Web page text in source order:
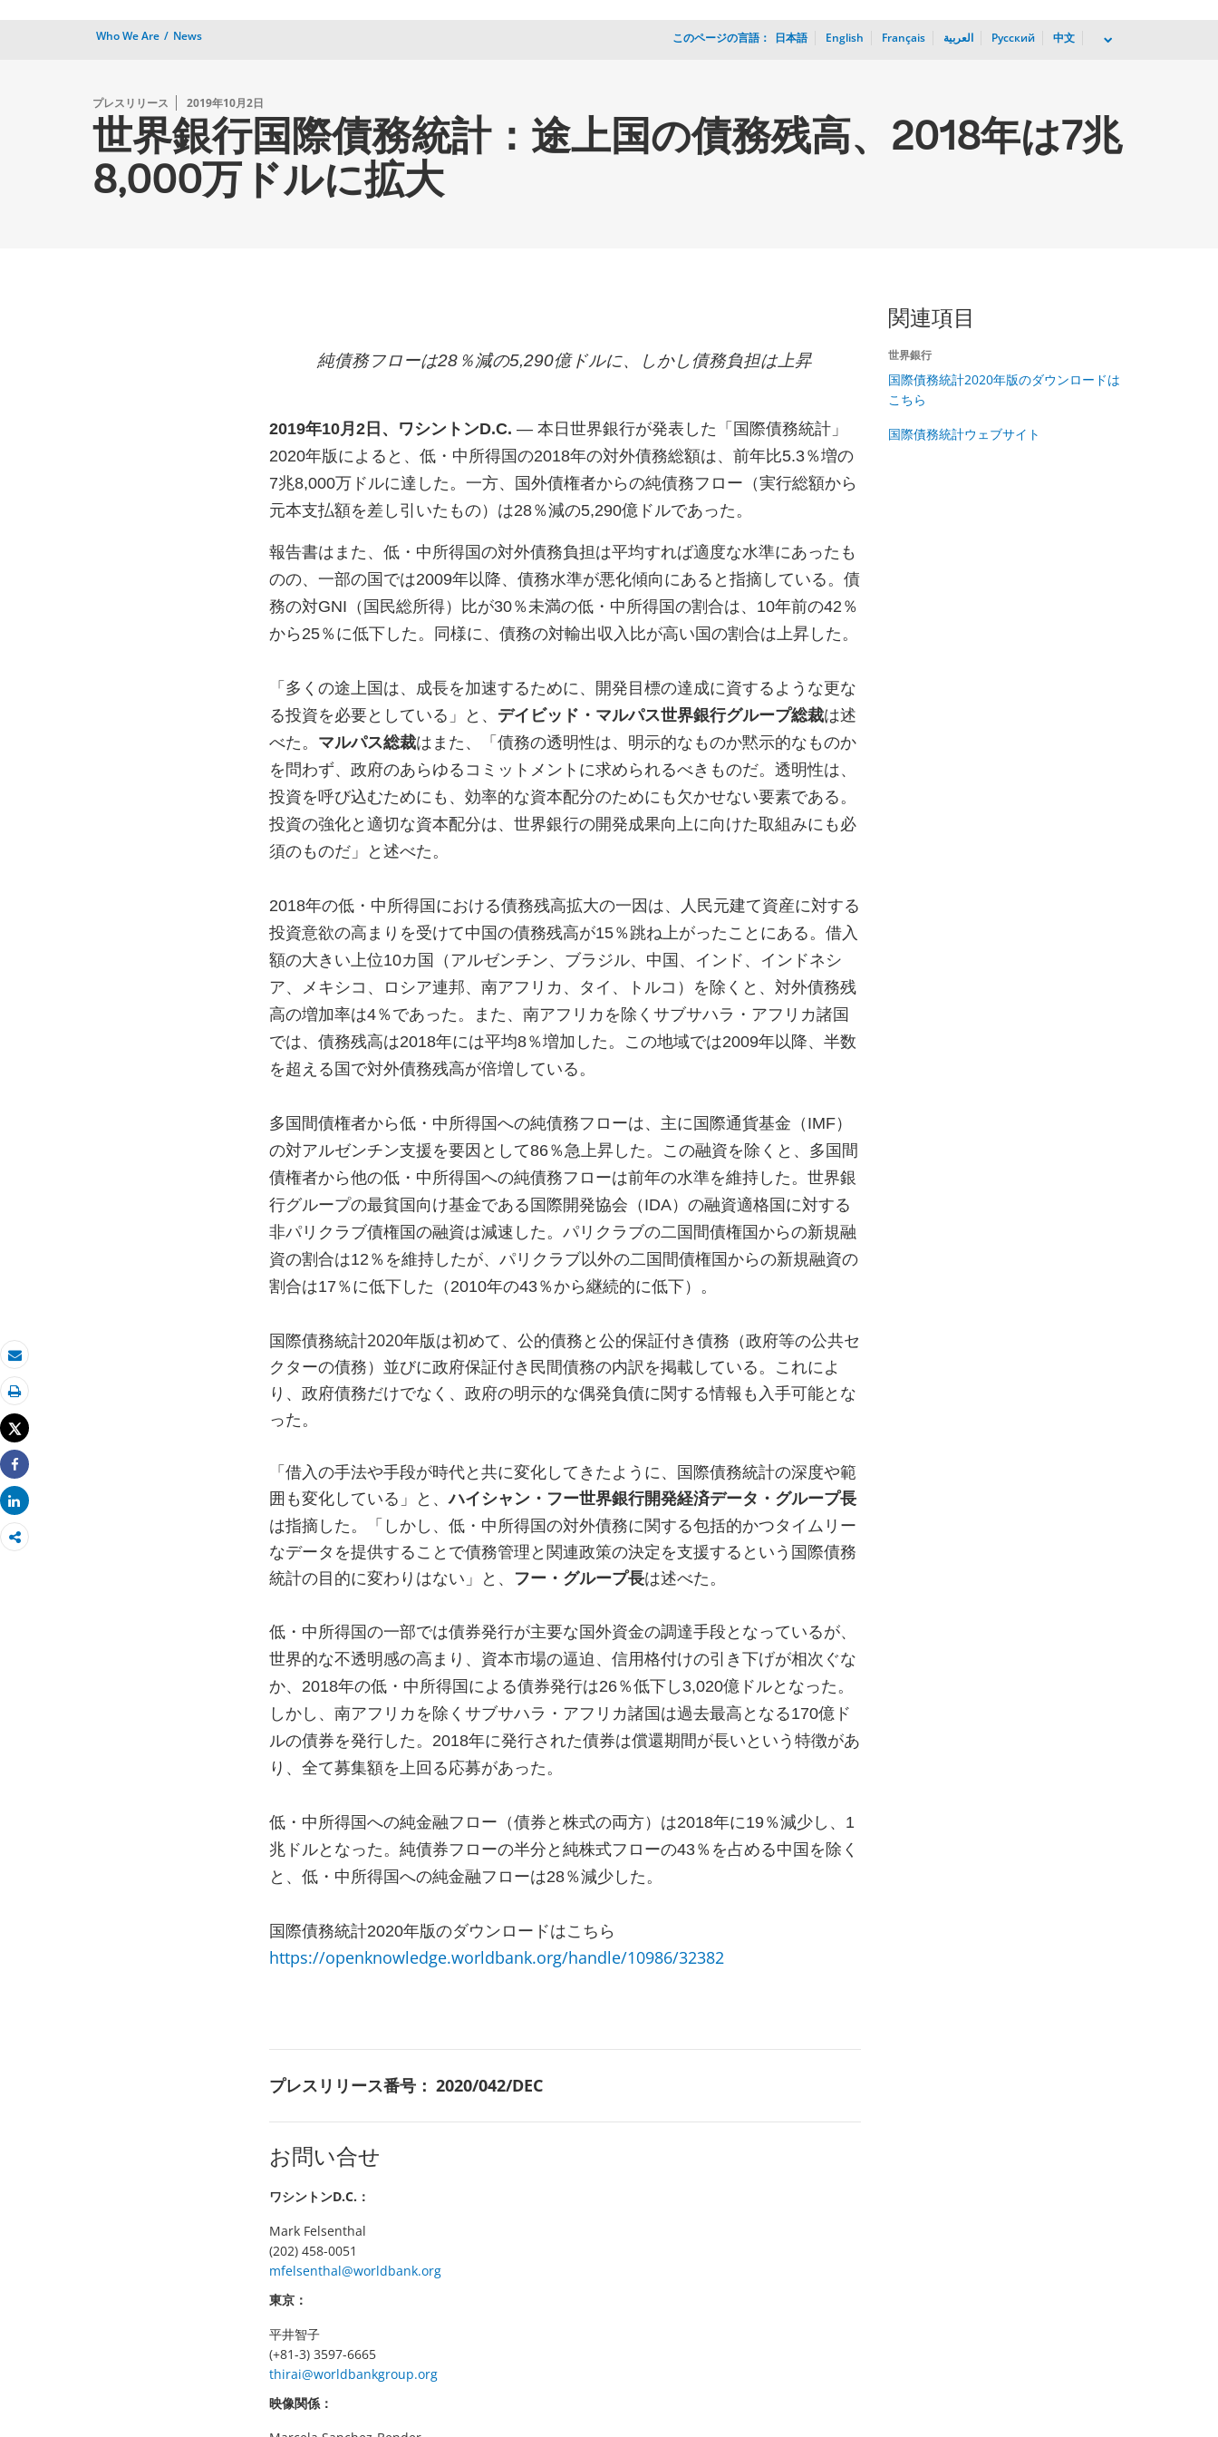
Who We Are News このページの言語： 日本語 English Français العربية Русский 中文 dropdown
プレスリリース 2019年10月2日
世界銀行国際債務統計：途上国の債務残高、2018年は7兆
8,000万ドルに拡大
Eメール
印刷
Tweet
Share
Share
純債務フローは28 ％減の5,290億ドルに、しかし債務負担は上昇
2019年10月 2 日、ワシントンD.C. — 本日世界銀行が発表した「国際債務統計」
2020年版によると、低・中所得国の2018年の対外債務総額は、前年比5.3％増の
7兆8,000万ドルに達した。一方、国外債権者からの純債務フロー（実行総額から
元本支払額を差し引いたもの）は28％減の5,290億ドルであった。
報告書はまた、低・中所得国の対外債務負担は平均すれば適度な水準にあったも
のの、一部の国では2009年以降、債務水準が悪化傾向にあると指摘している。債
務の対GNI （国民総所得）比が30％未満の低・中所得国の割合は、 10年前の42 ％
から 25％に低下した。同様に、債務の対輸出収入比が高い国の割合は上昇した。
「多くの途上国は、成長を加速するために、開発目標の達成に資するような更な
る投資を必要としている」と、 デイビッド・マルパス世界銀行グループ総裁は述
べた。 マルパス総裁はまた、「債務の透明性は、明示的なものか黙示的なものか
を問わず、政府のあらゆるコミットメントに求められるべきものだ。透明性は、
投資を呼び込むためにも、効率的な資本配分のためにも欠かせない要素である。
投資の強化と適切な資本配分は、世界銀行の開発成果向上に向けた取組みにも必
須のものだ」と述べた。
2018年の低・中所得国における債務残高拡大の一因は、人民元建て資産に対する
投資意欲の高まりを受けて中国の債務残高が15％跳ね上がったことにある。借入
額の大きい上位10カ国（アルゼンチン、ブラジル、中国、インド、インドネシ
ア、メキシコ、ロシア連邦、南アフリカ、タイ、トルコ）を除くと、対外債務残
高の増加率は4％であった。また、南アフリカを除くサブサハラ・アフリカ諸国
では、債務残高は2018年には平均8％増加した。この地域では2009年以降、半数
を超える国で対外債務残高が倍増している。
多国間債権者から低・中所得国への純債務フローは、主に国際通貨基金（ IMF）
の対アルゼンチン支援を要因として86％急上昇した。この融資を除くと、多国間
債権者から他の低・中所得国への純債務フローは前年の水準を維持した。世界銀
行グループの最貧国向け基金である国際開発協会（ IDA）の融資適格国に対する
非パリクラブ債権国の融資は減速した。パリクラブの二国間債権国からの新規融
資の割合は12 ％を維持したが、パリクラブ以外の二国間債権国からの新規融資の
割合は17 ％に低下した（ 2010年の43％から継続的に低下）。
国際債務統計2020年版は初めて、公的債務と公的保証付き債務（政府等の公共セ
クターの債務）並びに政府保証付き民間債務の内訳を掲載している。これによ
り、政府債務だけでなく、政府の明示的な偶発負債に関する情報も入手可能とな
った。
「借入の手法や手段が時代と共に変化してきたように、国際債務統計の深度や範
囲も変化している」と、ハイシャン・フー世界銀行開発経済データ・グループ長
は指摘した。「しかし、低・中所得国の対外債務に関する包括的かつタイムリー
なデータを提供することで債務管理と関連政策の決定を支援するという国際債務
統計の目的に変わりはない」と、
フー・グループ長は述べた。
低・中所得国の一部では債券発行が主要な国外資金の調達手段となっているが、
世界的な不透明感の高まり、資本市場の逼迫、信用格付けの引き下げが相次ぐな
か、 2018年の低・中所得国による債券発行は26％低下し 3,020億ドルとなった。
しかし、南アフリカを除くサブサハラ・アフリカ諸国は過去最高となる170億ド
ルの債券を発行した。 2018年に発行された債券は償還期間が長いという特徴があ
り、全て募集額を上回る応募があった。
低・中所得国への純金融フロー（債券と株式の両方）は2018年に19％減少し、 1
兆ドルとなった。純債券フローの半分と純株式フローの43％を占める中国を除く
と、低・中所得国への純金融フローは28％減少した。
国際債務統計2020年版のダウンロードはこちら
https://openknowledge.worldbank.org/handle/10986/32382
プレスリリース番号： 2020/042/DEC
お問い合せ
ワシントンD.C.：
Mark Felsenthal
(202) 458-0051
mfelsenthal@worldbank.org
東京：
平井智子
(+81-3) 3597-6665
thirai@worldbankgroup.org
映像関係：
関連項目
世界銀行
国際債務統計2020年版のダウンロードは
こちら
国際債務統計ウェブサイト